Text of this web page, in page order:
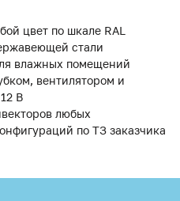
цвет по шкале RAL
стали
влажных помещений
вентилятором и
В
любых
по ТЗ заказчика